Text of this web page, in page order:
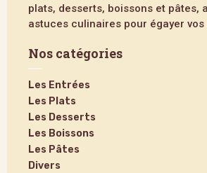
plats, desserts, boissons et pâtes,
astuces culinaires pour égayer vos
Nos catégories
Les Entrées
Les Plats
Les Desserts
Les Boissons
Les Pâtes
Divers